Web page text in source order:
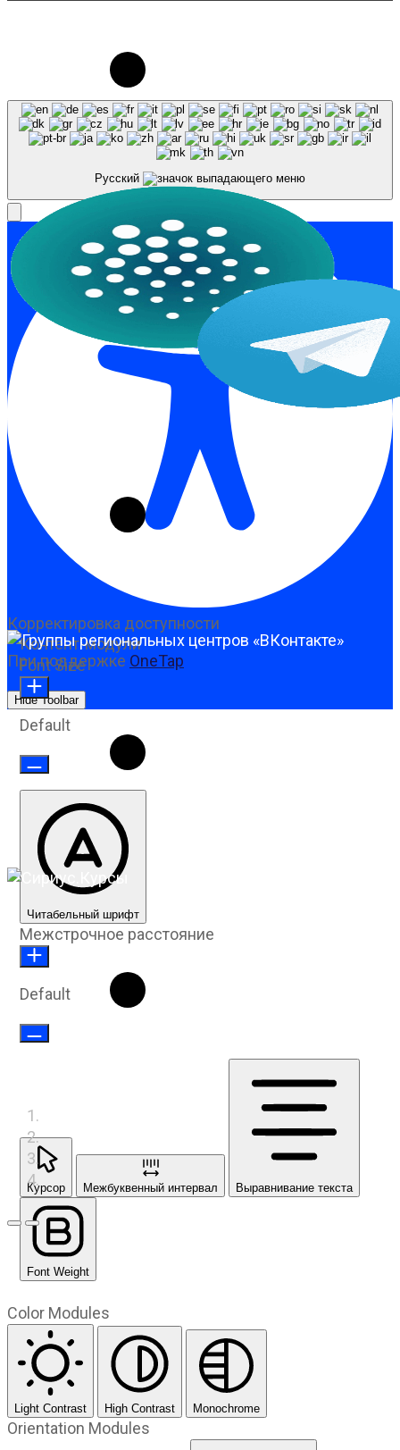
Предыдущий слайд
Следующий слайд
использовании материалов сайта galaktika64.ru
ссылка на источник обязательна.
Русский
Корректировка доступности
При поддержке OneTap
Hide Toolbar
Контент-модули
Font Size
Default
Читабельный шрифт
Межстрочное расстояние
Default
Курсор Межбуквенный интервал Выравнивание текста
Font Weight
Color Modules
Light Contrast High Contrast Monochrome
Orientation Modules